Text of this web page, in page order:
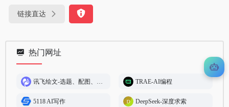
链接直达
热门网址
TRAE-AI编程
5118 AI写作 DeepSeek-深度求索